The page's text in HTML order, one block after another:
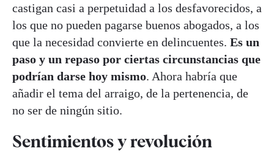
castigan casi a perpetuidad a los desfavorecidos, a
los que no pueden pagarse buenos abogados, a los
que la necesidad convierte en delincuentes. Es un
paso y un repaso por ciertas circunstancias que
podrían darse hoy mismo. Ahora habría que
añadir el tema del arraigo, de la pertenencia, de
no ser de ningún sitio.
Sentimientos y revolución